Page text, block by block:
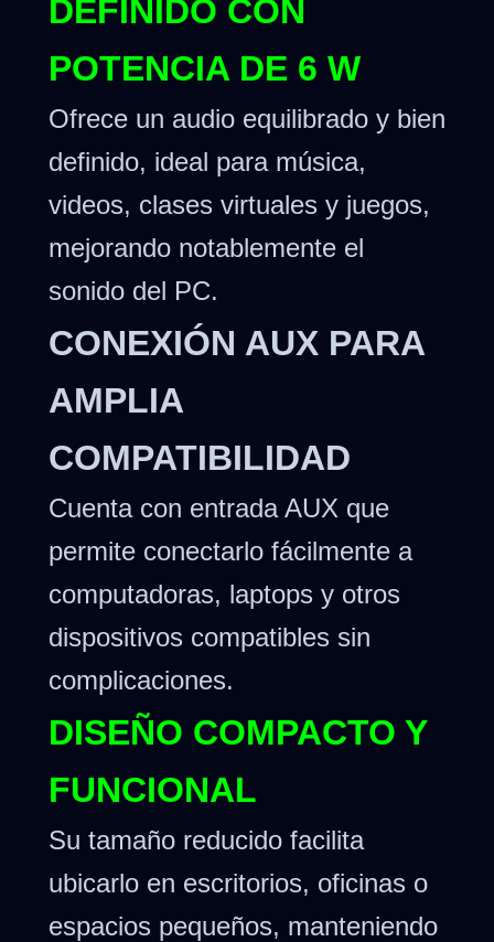
DEFINIDO CON
POTENCIA DE 6 W
Ofrece un audio equilibrado y bien
definido, ideal para música,
videos, clases virtuales y juegos,
mejorando notablemente el
sonido del PC.
CONEXIÓN AUX PARA
AMPLIA
COMPATIBILIDAD
Cuenta con entrada AUX que
permite conectarlo fácilmente a
computadoras, laptops y otros
dispositivos compatibles sin
complicaciones.
DISEÑO COMPACTO Y
FUNCIONAL
Su tamaño reducido facilita
ubicarlo en escritorios, oficinas o
espacios pequeños, manteniendo